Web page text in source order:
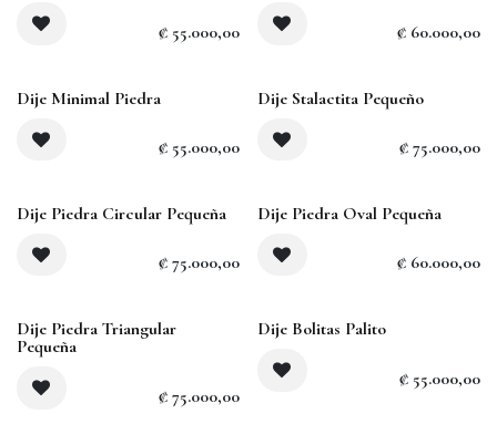
₡ 55.000,00 ₡ 60.000,00
Dije Minimal Piedra
₡ 55.000,00 Agotado
Dije Stalactita Pequeño
₡ 75.000,00
Dije Piedra Circular Pequeña
₡ 75.000,00
Dije Piedra Oval Pequeña
₡ 60.000,00
Dije Piedra Triangular
Pequeña
₡ 75.000,00
Dije Bolitas Palito
₡ 55.000,00